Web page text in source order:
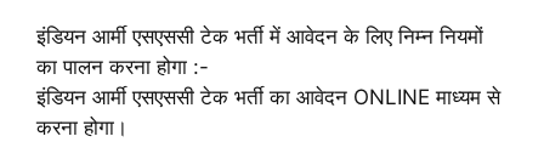
इंडियन आर्मी एसएससी टेक भर्ती में आवेदन के लिए निम्न नियमों
का पालन करना होगा :-
इंडियन आर्मी एसएससी टेक भर्ती का आवेदन ONLINE माध्यम से
करना होगा।